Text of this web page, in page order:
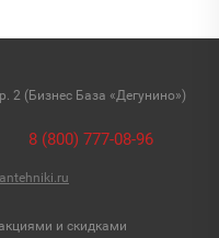
2 (Бизнес База «Дегунино»)
8 (800) 777-08-96
и скидками